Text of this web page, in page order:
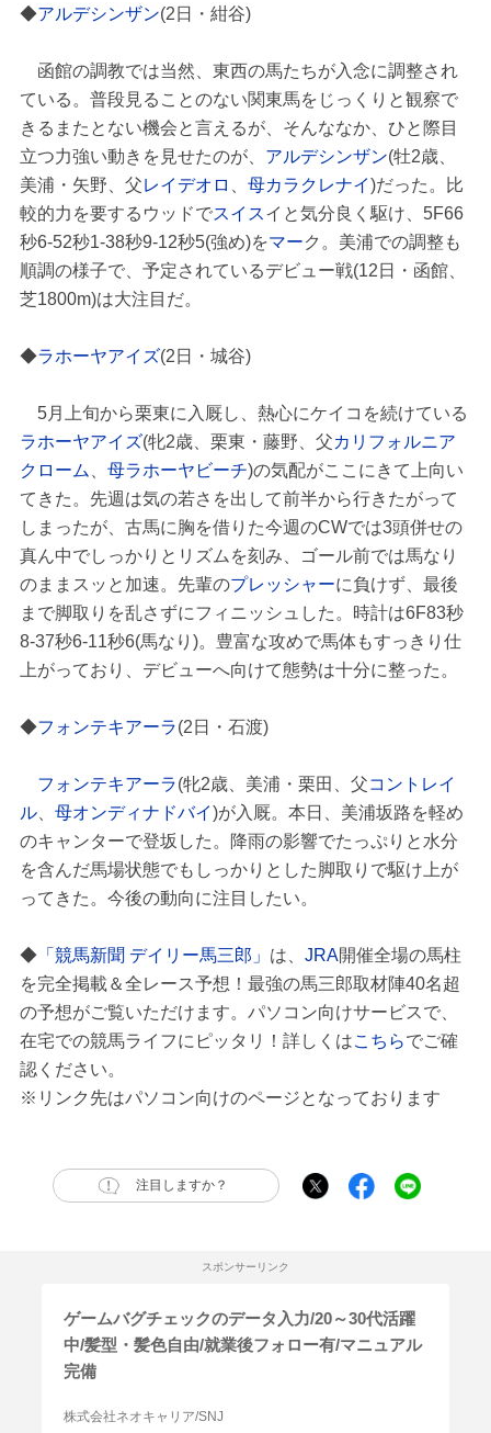
◆アルデシンザン(2日・紺谷)
函館の調教では当然、東西の馬たちが入念に調整され
ている。普段見ることのない関東馬をじっくりと観察で
きるまたとない機会と言えるが、そんななか、ひと際目
立つ力強い動きを見せたのが、 アルデシンザン(牡2歳、
美浦・矢野、父レイデオロ 母カラクレナイ)だった。比
較的力を要するウッドでスイスイと気分良く駆け、5F66
秒6-52秒1-38秒9-12秒5(強め)をマーク。美浦での調整も
順調の様子で、予定されているデビュー戦(12日・函館、
芝1800m)は大注目だ。
◆ラホーヤアイズ(2日・城谷)
5月上旬から栗東に入厩し、熱心にケイコを続けている
ラホーヤアイズ(牝2歳、栗東・藤野、父カリフォルニア
クローム
母ラホーヤビーチ)の気配がここにきて上向い
てきた。先週は気の若さを出して前半から行きたがって
しまったが、古馬に胸を借りた今週のCWでは3頭併せの
真ん中でしっかりとリズムを刻み、ゴール前では馬なり
のままスッと加速。先輩のプレッシャーに負けず、最後
まで脚取りを乱さずにフィニッシュした。時計は6F83秒
8-37秒6-11秒6(馬なり)。豊富な攻めで馬体もすっきり仕
上がっており、デビューへ向けて態勢は十分に整った。
◆フォンテキアーラ(2日・石渡)
フォンテキアーラ(牝2歳、美浦・栗田、父コントレイ
ル
母オンディナドバイ)が入厩。本日、美浦坂路を軽め
のキャンターで登坂した。降雨の影響でたっぷりと水分
を含んだ馬場状態でもしっかりとした脚取りで駆け上が
ってきた。今後の動向に注目したい。
◆ 「競馬新聞 デイリー馬三郎」 は、 JRA開催全場の馬柱
を完全掲載＆全レース予想！最強の馬三郎取材陣40名超
の予想がご覧いただけます。パソコン向けサービスで、
在宅での競馬ライフにピッタリ！詳しくはこちらでご確
認ください。
※リンク先はパソコン向けのページとなっております
注目しますか？
スポンサーリンク
ゲームバグチェックのデータ入力/20～30代活躍
中/髪型・髪色自由/就業後フォロー有/マニュアル
完備
株式会社ネオキャリア/SNJ